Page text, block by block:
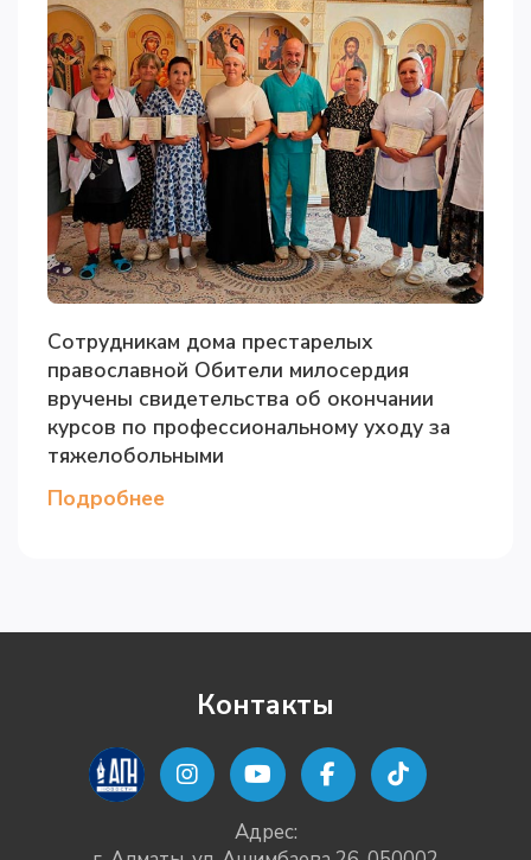
Сотрудникам дома престарелых
православной Обители милосердия
вручены свидетельства об окончании
курсов по профессиональному уходу за
тяжелобольными
Подробнее
Контакты
Адрес: